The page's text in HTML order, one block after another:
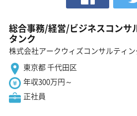
総合事務/経営/ビジネスコンサ
タンク
株式会社アークウィズコンサルティン
東京都 千代田区
年収300万円～
正社員